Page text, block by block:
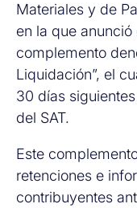
Materiales y de
en la que
complemento
Liquidación”, el
30 días
del SAT.
Este
retenciones e
contribuyentes